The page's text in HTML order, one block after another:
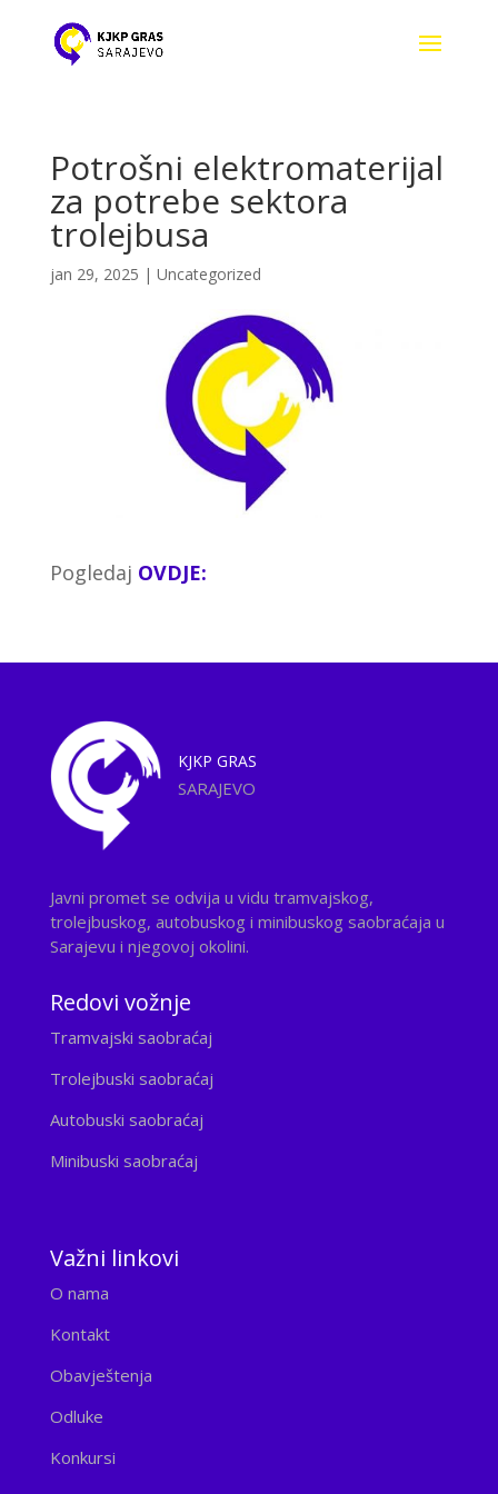
Potrošni elektromaterijal
za potrebe sektora
trolejbusa
jan 29, 2025 | Uncategorized
Pogledaj OVDJE:
KJKP GRAS
SARAJEVO
Javni promet se odvija u vidu tramvajskog,
trolejbuskog, autobuskog i minibuskog saobraćaja u
Sarajevu i njegovoj okolini.
Redovi vožnje
Tramvajski saobraćaj
Trolejbuski saobraćaj
Autobuski saobraćaj
Minibuski saobraćaj
Važni linkovi
O nama
Kontakt
Obavještenja
Odluke
Konkursi